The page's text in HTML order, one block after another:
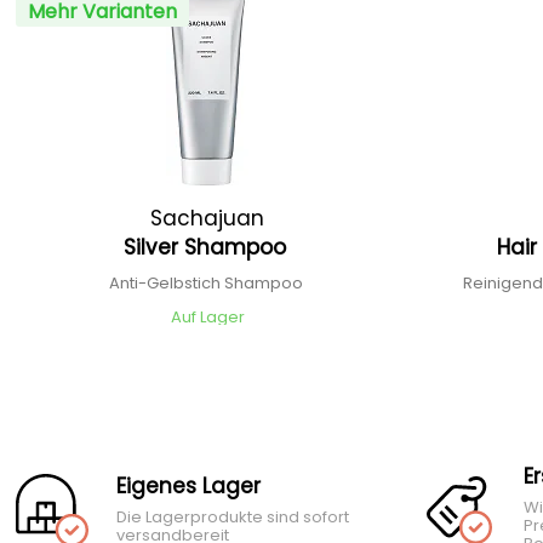
Mehr Varianten
Sachajuan
Silver Shampoo
Anti-Gelbstich Shampoo
Auf Lager
Eigenes Lager
Die Lagerprodukte sind sofort
versandbereit